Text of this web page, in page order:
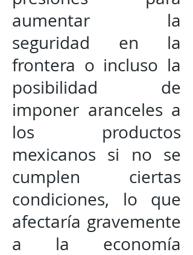
aumentar la
seguridad en la
frontera o incluso la
posibilidad de
imponer aranceles a
los productos
mexicanos si no se
cumplen ciertas
condiciones, lo que
afectaría gravemente
a la economía